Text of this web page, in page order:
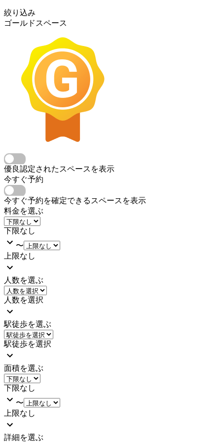
絞り込み
ゴールドスペース
優良認定されたスペースを表示
今すぐ予約
今すぐ予約を確定できるスペースを表示
料金を選ぶ
下限なし
〜
上限なし
人数を選ぶ
人数を選択
駅徒歩を選ぶ
駅徒歩を選択
面積を選ぶ
下限なし
〜
上限なし
詳細を選ぶ